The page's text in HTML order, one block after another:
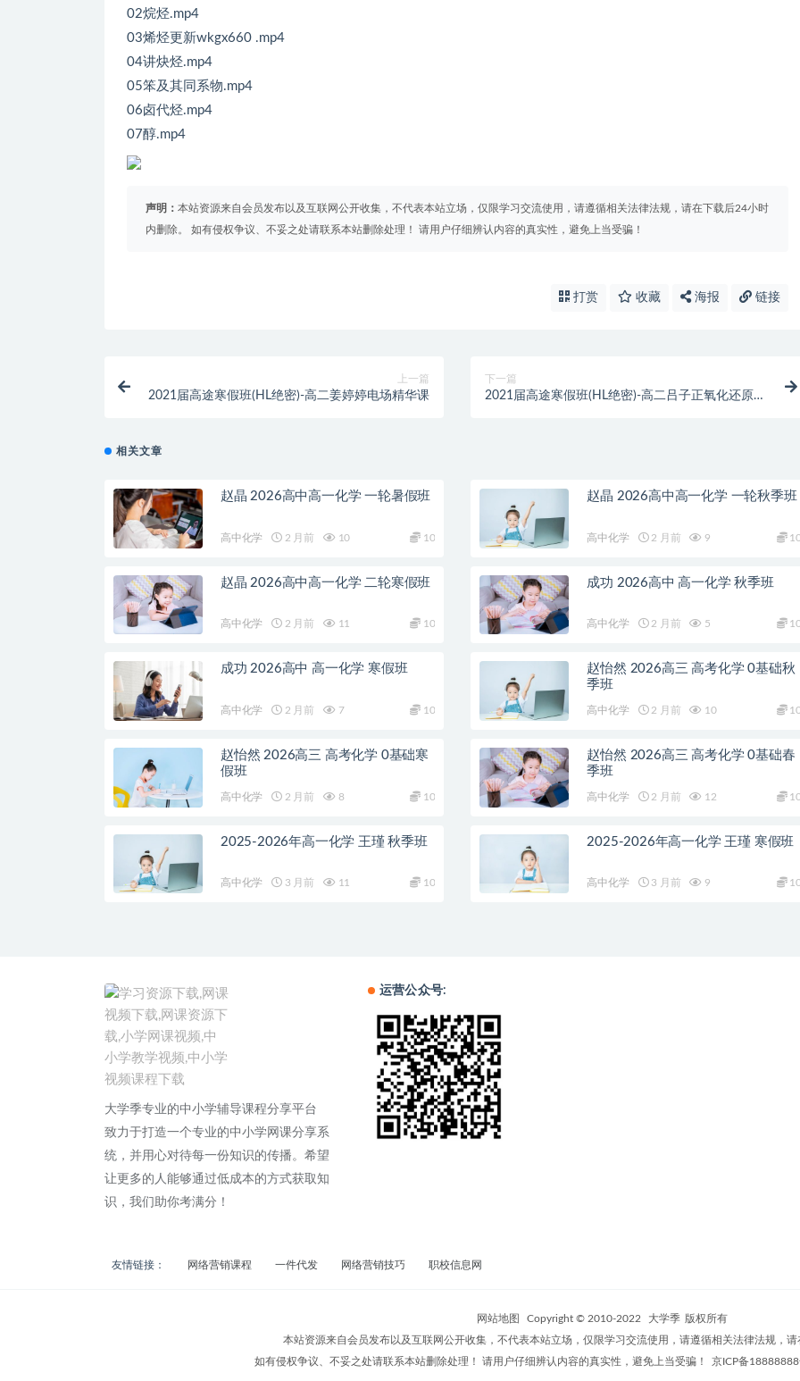
02烷烃.mp4
03烯烃更新wkgx660 .mp4
04讲炔烃.mp4
05笨及其同系物.mp4
06卤代烃.mp4
07醇.mp4 ​​​​
声明： 本站资源来自会员发布以及互联网公开收集，不代表本站立场，仅限学习交流使用，请遵循相关法律法规，请在下载后24小时
内删除。 如有侵权争议、不妥之处请联系本站删除处理！ 请用户仔细辨认内容的真实性，避免上当受骗！
打赏 收藏 海报 链接
上一篇
2021届高途寒假班(HL绝密)-高二姜婷婷电场精华课
下一篇
2021届高途寒假班(HL绝密)-高二吕子正氧化还原专
相关文章
赵晶 2026高中高一化学 一轮暑假班
高中化学 2 月前 10 10
赵晶 2026高中高一化学 一轮秋季班
高中化学 2 月前 9
赵晶 2026高中高一化学 二轮寒假班
高中化学 2 月前 11 10
成功 2026高中 高一化学 秋季班
高中化学 2 月前 5
成功 2026高中 高一化学 寒假班
高中化学 2 月前 7 10
赵怡然 2026高三 高考化学 0基础秋
季班
高中化学 2 月前 10
赵怡然 2026高三 高考化学 0基础寒
假班
高中化学 2 月前 8 10
赵怡然 2026高三 高考化学 0基础春
季班
高中化学 2 月前 12
2025-2026年高一化学 王瑾 秋季班
高中化学 3 月前 11 10
2025-2026年高一化学 王瑾 寒假班
高中化学 3 月前 9
大学季专业的中小学辅导课程分享平台
致力于打造一个专业的中小学网课分享系
统，并用心对待每一份知识的传播。希望
让更多的人能够通过低成本的方式获取知
识，我们助你考满分！
运营公众号:
友情链接： 网络营销课程 一件代发 网络营销技巧 职校信息网
网站地图 Copyright © 2010-2022 大学季 版权所有
本站资源来自会员发布以及互联网公开收集，不代表本站立场，仅限学习交流使用，请遵循相关法律法规，
如有侵权争议、不妥之处请联系本站删除处理！ 请用户仔细辨认内容的真实性，避免上当受骗！
京ICP备